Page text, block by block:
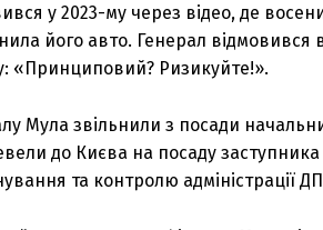
у 2023-му через відео, де
його авто. Генерал відмовився
«Принциповий? Ризикуйте!».
Мула звільнили з посади
до Києва на посаду заступника
та контролю адміністрації